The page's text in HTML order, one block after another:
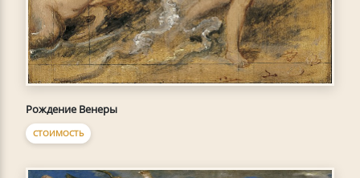
Рождение Венеры
СТОИМОСТЬ